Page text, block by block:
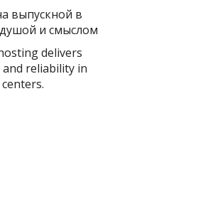
выпускной в
и смыслом
delivers
reliability in